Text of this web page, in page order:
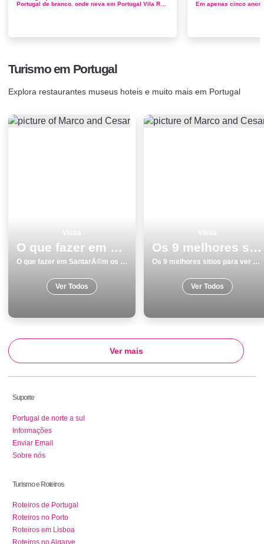
Turismo em Portugal
Explora restaurantes museus hoteis e muito mais em Portugal
O que fazer em SantarÃ©m os 18 melhores pontos turisticos
O que fazer em SantarÃ©m os 18 melhores pontos turisticos
Ver Todos
Os 9 melhores sitios para ver e visitar em GuimarÃ£es
Os 9 melhores sitios para ver e visitar em GuimarÃ£es
Ver Todos
Ver mais
Suporte
Portugal de norte a sul
Informações
Enviar Email
Sobre nós
Turismo e Roteiros
Roteiros de Portugal
Roteiros no Porto
Roteiros em Lisboa
Roteiros no Algarve